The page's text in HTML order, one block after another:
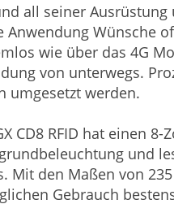
all seiner Ausrüstung
Anwendung Wünsche
wie über das 4G
von unterwegs.
umgesetzt werden.
CD8 RFID hat einen
und
Mit den Maßen von
Gebrauch